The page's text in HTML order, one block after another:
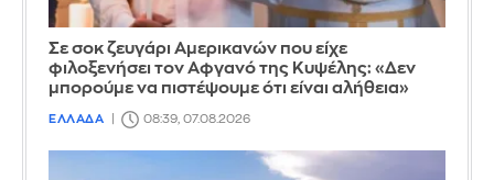
Σε σοκ ζευγάρι Αμερικανών που είχε
φιλοξενήσει τον Αφγανό της Κυψέλης: «Δεν
μπορούμε να πιστέψουμε ότι είναι αλήθεια»
ΕΛΛΑΔΑ 08:39, 07.08.2026